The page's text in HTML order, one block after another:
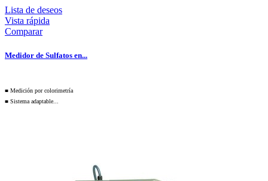
Lista de deseos
Vista rápida
Comparar
Medidor de Sulfatos en...
■ Medición por colorimetría
■ Sistema adaptable...